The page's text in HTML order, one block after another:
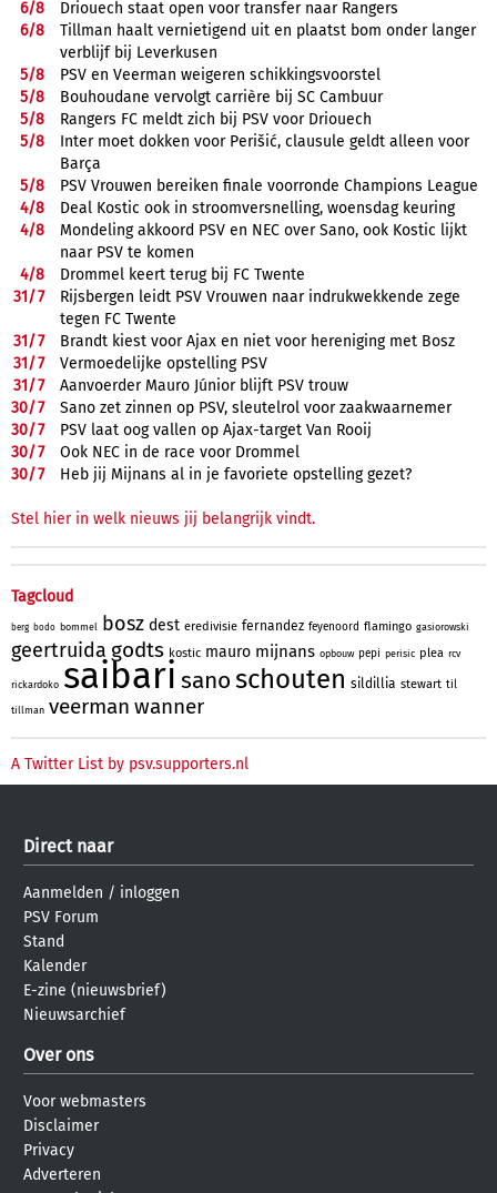
6/8
Driouech staat open voor transfer naar Rangers
6/8
Tillman haalt vernietigend uit en plaatst bom onder langer
verblijf bij Leverkusen
5/8
PSV en Veerman weigeren schikkingsvoorstel
5/8
Bouhoudane vervolgt carrière bij SC Cambuur
5/8
Rangers FC meldt zich bij PSV voor Driouech
5/8
Inter moet dokken voor Perišić, clausule geldt alleen voor
Barça
5/8
PSV Vrouwen bereiken finale voorronde Champions League
4/8
Deal Kostic ook in stroomversnelling, woensdag keuring
4/8
Mondeling akkoord PSV en NEC over Sano, ook Kostic lijkt
naar PSV te komen
4/8
Drommel keert terug bij FC Twente
31/7
Rijsbergen leidt PSV Vrouwen naar indrukwekkende zege
tegen FC Twente
31/7
Brandt kiest voor Ajax en niet voor hereniging met Bosz
31/7
Vermoedelijke opstelling PSV
31/7
Aanvoerder Mauro Júnior blijft PSV trouw
30/7
Sano zet zinnen op PSV, sleutelrol voor zaakwaarnemer
30/7
PSV laat oog vallen op Ajax-target Van Rooij
30/7
Ook NEC in de race voor Drommel
30/7 Heb jij Mijnans al in je favoriete opstelling gezet?
Stel hier in welk nieuws jij belangrijk vindt.
Tagcloud
berg bodo bommel bosz dest eredivisie fernandez feyenoord flamingo gasiorowski
geertruida godts kostic mauro mijnans opbouw pepi perisic plea rcv
rickardoko saibari sanoschouten sildillia stewart til
tillman veerman wanner
A Twitter List by psv.supporters.nl
Direct naar
Aanmelden / inloggen
PSV Forum
Stand
Kalender
E-zine (nieuwsbrief)
Nieuwsarchief
Over ons
Voor webmasters
Disclaimer
Privacy
Adverteren